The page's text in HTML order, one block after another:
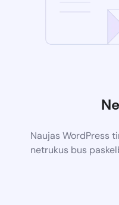
Naujas WordPress
netrukus bus